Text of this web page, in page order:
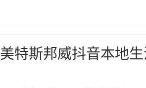
美特斯邦威抖音本地